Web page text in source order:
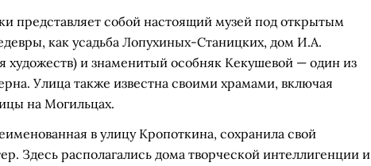
представляет собой настоящий музей под открытым
как усадьба Лопухиных-Станицких, дом И.А.
художеств) и знаменитый особняк Кекушевой — один из
Улица также известна своими храмами, включая
на Могильцах.
в улицу Кропоткина, сохранила свой
Здесь располагались дома творческой интеллигенции и